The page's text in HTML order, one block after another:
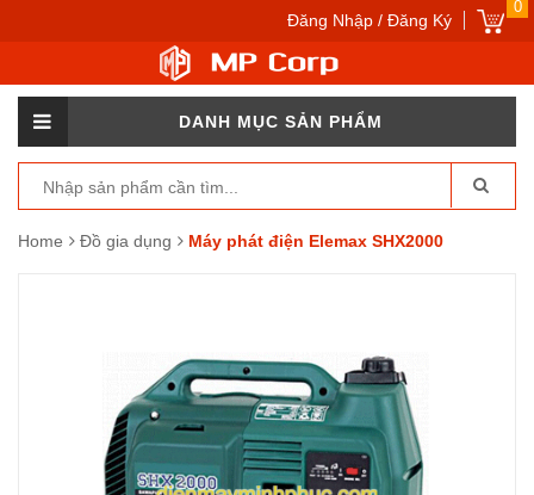
0
Đăng Nhập / Đăng Ký
DANH MỤC SẢN PHẨM
Home Đồ gia dụng Máy phát điện Elemax SHX2000